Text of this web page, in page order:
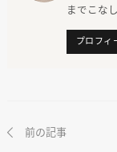
までこな
プロフィ
前の記事